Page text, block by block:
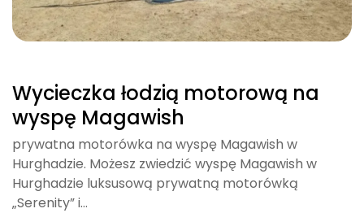
Wycieczka łodzią motorową na
wyspę Magawish
prywatna motorówka na wyspę Magawish w
Hurghadzie. Możesz zwiedzić wyspę Magawish w
Hurghadzie luksusową prywatną motorówką
„Serenity” i…